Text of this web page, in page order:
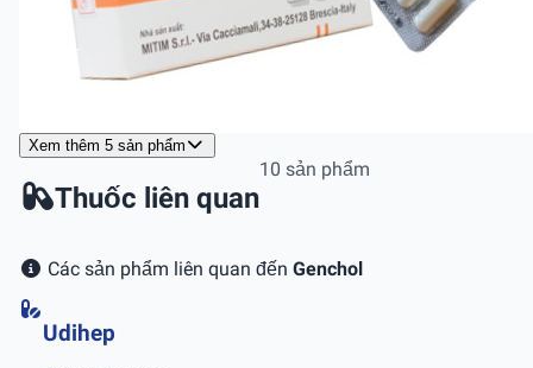
Xem thêm 5 sản phẩm
Thuốc liên quan
10 sản phẩm
Các sản phẩm liên quan đến Genchol
Udihep